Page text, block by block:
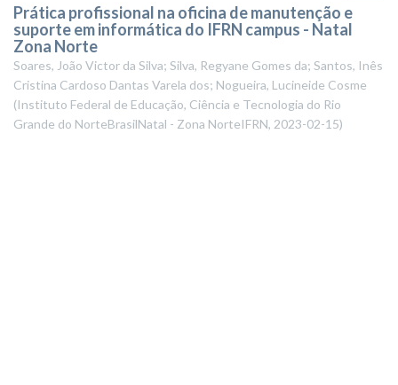
Prática profissional na oficina de manutenção e
suporte em informática do IFRN campus - Natal
Zona Norte
Soares, João Victor da Silva; Silva, Regyane Gomes da; Santos, Inês
Cristina Cardoso Dantas Varela dos; Nogueira, Lucineide Cosme
(Instituto Federal de Educação, Ciência e Tecnologia do Rio
Grande do NorteBrasilNatal - Zona NorteIFRN, 2023-02-15)